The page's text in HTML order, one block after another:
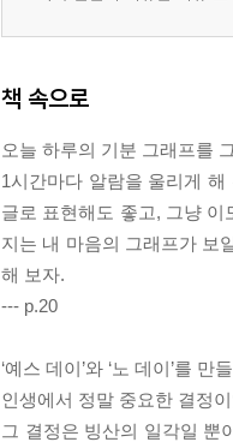
책 속으로
오늘 하루의 기분 그래프를
1시간마다 알람을 울리게
글로 표현해도 좋고, 그냥
지는 내 마음의 그래프가 보
해 보자.
--- p.20
‘예스 데이’와 ‘노 데이’를 만
인생에서 정말 중요한 결정
그 결정은 빙산의 일각일 뿐